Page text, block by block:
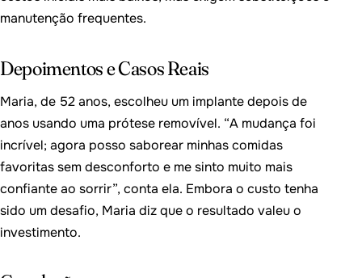
manutenção frequentes.
Depoimentos e Casos Reais
Maria, de 52 anos, escolheu um implante depois de
anos usando uma prótese removível. “A mudança foi
incrível; agora posso saborear minhas comidas
favoritas sem desconforto e me sinto muito mais
confiante ao sorrir”, conta ela. Embora o custo tenha
sido um desafio, Maria diz que o resultado valeu o
investimento.